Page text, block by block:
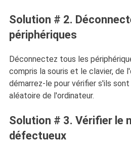
Solution # 2.
périphériques
Déconnectez tous les
compris la souris et le clavier, de
démarrez-le pour vérifier s'ils
aléatoire de l'ordinateur.
Solution # 3. Vérifier le
défectueux